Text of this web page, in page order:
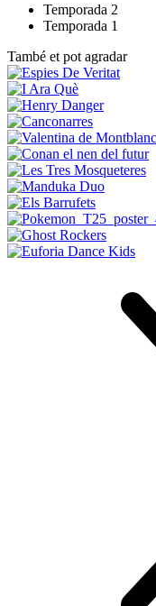
Temporada 2
Temporada 1
També et pot agradar